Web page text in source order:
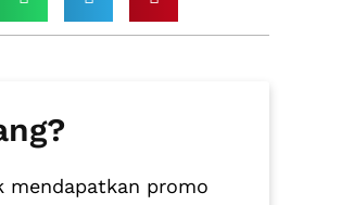
mendapatkan promo